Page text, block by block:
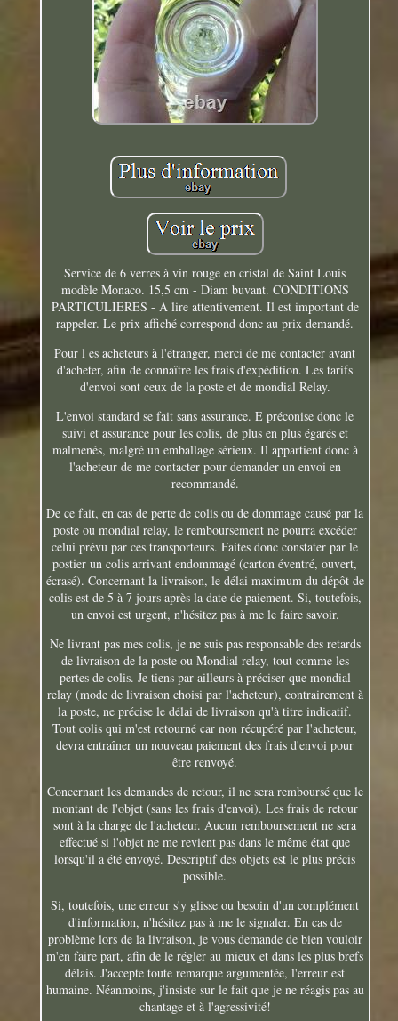
Service de 6 verres à vin rouge en cristal de Saint Louis
modèle Monaco. 15,5 cm - Diam buvant. CONDITIONS
PARTICULIERES - A lire attentivement. Il est important de
rappeler. Le prix affiché correspond donc au prix demandé.
Pour l es acheteurs à l'étranger, merci de me contacter avant
d'acheter, afin de connaître les frais d'expédition. Les tarifs
d'envoi sont ceux de la poste et de mondial Relay.
L'envoi standard se fait sans assurance. E préconise donc le
suivi et assurance pour les colis, de plus en plus égarés et
malmenés, malgré un emballage sérieux. Il appartient donc à
l'acheteur de me contacter pour demander un envoi en
recommandé.
De ce fait, en cas de perte de colis ou de dommage causé par la
poste ou mondial relay, le remboursement ne pourra excéder
celui prévu par ces transporteurs. Faites donc constater par le
postier un colis arrivant endommagé (carton éventré, ouvert,
écrasé). Concernant la livraison, le délai maximum du dépôt de
colis est de 5 à 7 jours après la date de paiement. Si, toutefois,
un envoi est urgent, n'hésitez pas à me le faire savoir.
Ne livrant pas mes colis, je ne suis pas responsable des retards
de livraison de la poste ou Mondial relay, tout comme les
pertes de colis. Je tiens par ailleurs à préciser que mondial
relay (mode de livraison choisi par l'acheteur), contrairement à
la poste, ne précise le délai de livraison qu'à titre indicatif.
Tout colis qui m'est retourné car non récupéré par l'acheteur,
devra entraîner un nouveau paiement des frais d'envoi pour
être renvoyé.
Concernant les demandes de retour, il ne sera remboursé que le
montant de l'objet (sans les frais d'envoi). Les frais de retour
sont à la charge de l'acheteur. Aucun remboursement ne sera
effectué si l'objet ne me revient pas dans le même état que
lorsqu'il a été envoyé. Descriptif des objets est le plus précis
possible.
Si, toutefois, une erreur s'y glisse ou besoin d'un complément
d'information, n'hésitez pas à me le signaler. En cas de
problème lors de la livraison, je vous demande de bien vouloir
m'en faire part, afin de le régler au mieux et dans les plus brefs
délais. J'accepte toute remarque argumentée, l'erreur est
humaine. Néanmoins, j'insiste sur le fait que je ne réagis pas au
chantage et à l'agressivité!